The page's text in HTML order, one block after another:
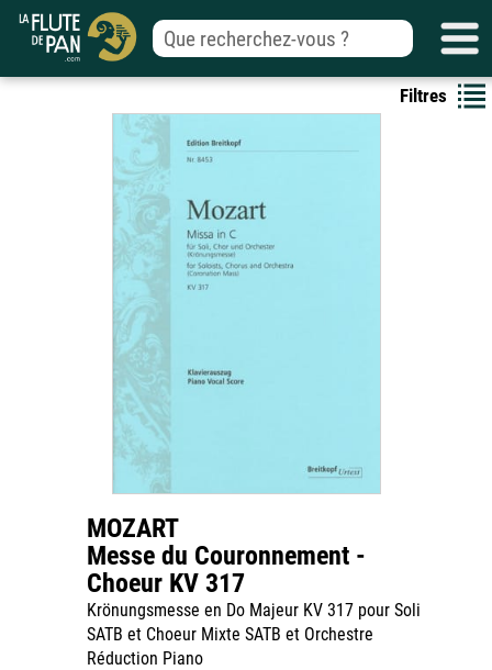
Filtres
MOZART
Messe du Couronnement -
Choeur KV 317
Krönungsmesse en Do Majeur KV 317 pour Soli
SATB et Choeur Mixte SATB et Orchestre
Réduction Piano